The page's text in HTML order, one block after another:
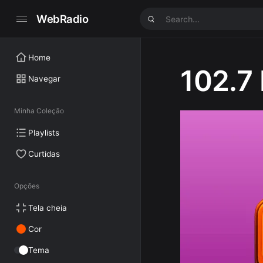
WebRadio
Home
Navegar
Minha Coleção
Playlists
Curtidas
Opções
Tela cheia
Cor
Tema
102.7